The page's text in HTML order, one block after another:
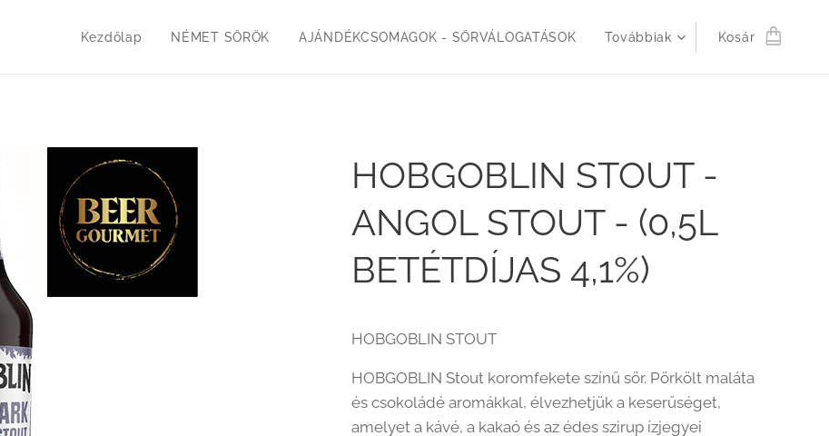
Kezdőlap NÉMET SÖRÖK AJÁNDÉKCSOMAGOK - SÖRVÁLOGATÁSOK Továbbiak Kosár
HOBGOBLIN STOUT -
ANGOL STOUT - (0,5L
BETÉTDÍJAS 4,1%)
HOBGOBLIN STOUT
HOBGOBLIN Stout koromfekete színű sör. Pörkölt maláta
és csokoládé aromákkal, élvezhetjük a keserűséget,
amelyet a kávé, a kakaó és az édes szirup ízjegyei